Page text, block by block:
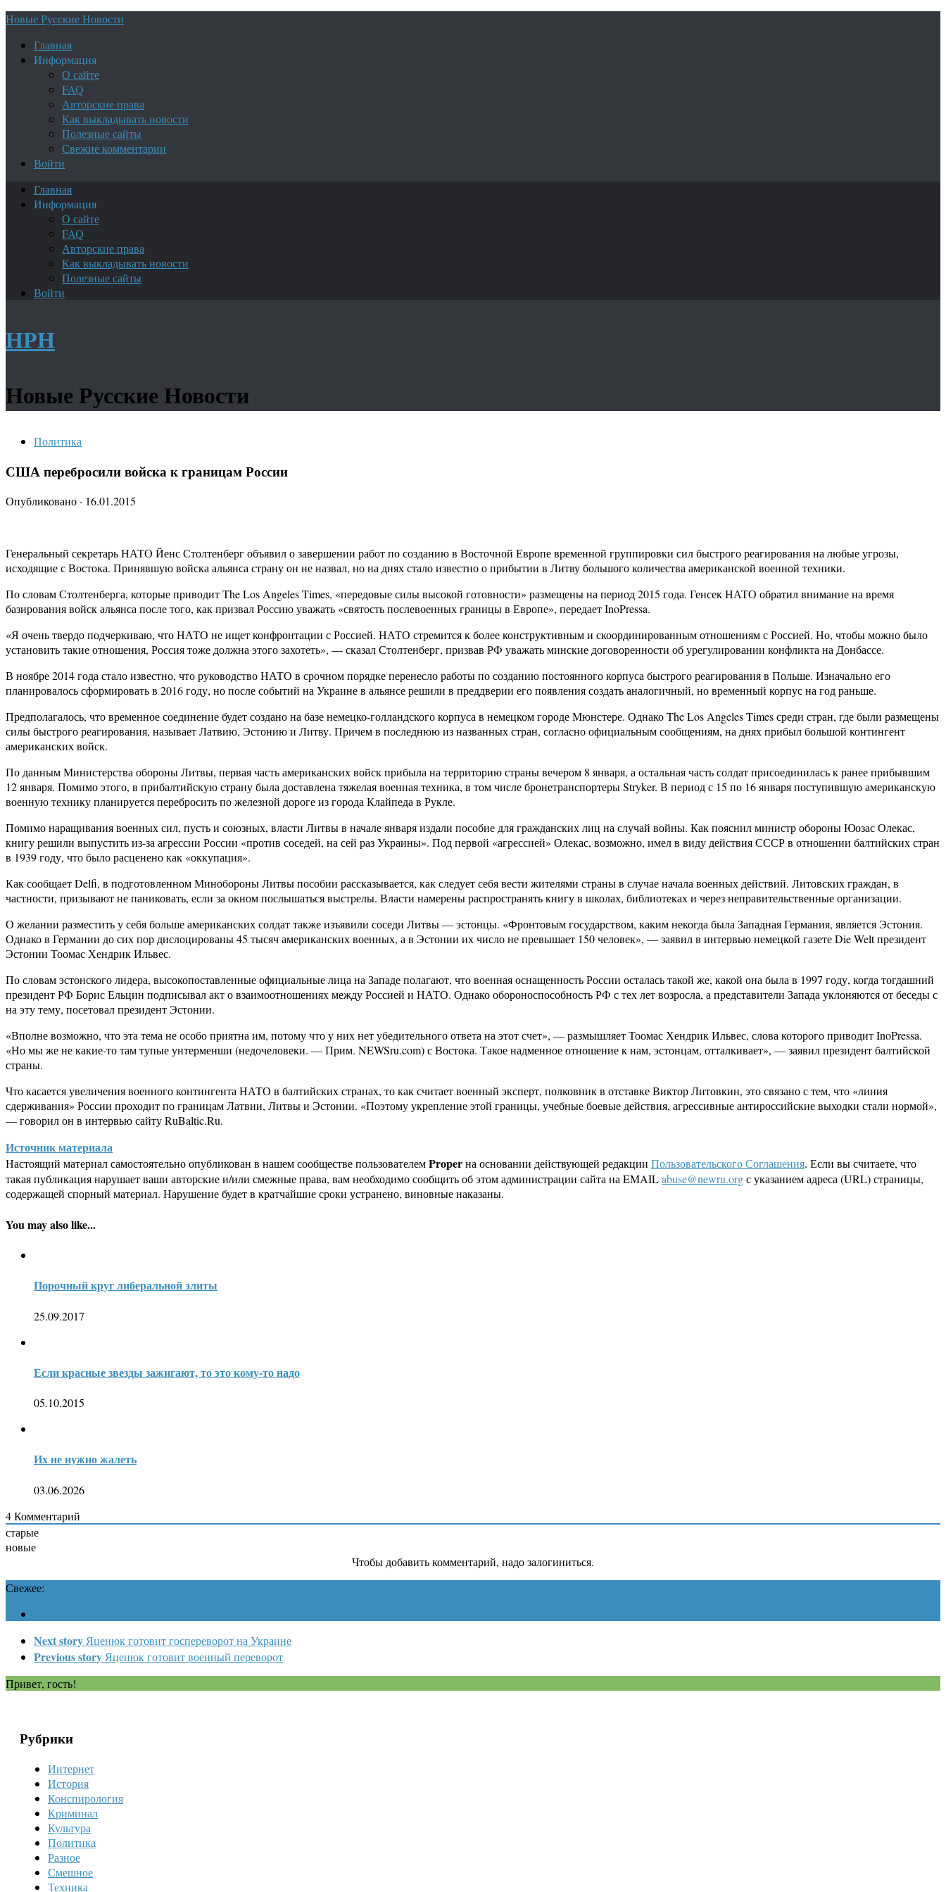
Новые Русские Новости
Главная
Информация
О сайте
FAQ
Авторские права
Как выкладывать новости
Полезные сайты
Свежие комментарии
Войти
Главная
Информация
О сайте
FAQ
Авторские права
Как выкладывать новости
Полезные сайты
Войти
НРН
Новые Русские Новости
Политика
США перебросили войска к границам России
Опубликовано · 16.01.2015
Генеральный секретарь НАТО Йенс Столтенберг объявил о завершении работ по созданию в Восточной Европе временной группировки сил быстрого реагирования на любые угрозы,
исходящие с Востока. Принявшую войска альянса страну он не назвал, но на днях стало известно о прибытии в Литву большого количества американской военной техники.
По словам Столтенберга, которые приводит The Los Angeles Times, «передовые силы высокой готовности» размещены на период 2015 года. Генсек НАТО обратил внимание на время
базирования войск альянса после того, как призвал Россию уважать «святость послевоенных границы в Европе», передает InoPressa.
«Я очень твердо подчеркиваю, что НАТО не ищет конфронтации с Россией. НАТО стремится к более конструктивным и скоординированным отношениям с Россией. Но, чтобы можно было
установить такие отношения, Россия тоже должна этого захотеть», — сказал Столтенберг, призвав РФ уважать минские договоренности об урегулировании конфликта на Донбассе.
В ноябре 2014 года стало известно, что руководство НАТО в срочном порядке перенесло работы по созданию постоянного корпуса быстрого реагирования в Польше. Изначально его
планировалось сформировать в 2016 году, но после событий на Украине в альянсе решили в преддверии его появления создать аналогичный, но временный корпус на год раньше.
Предполагалось, что временное соединение будет создано на базе немецко-голландского корпуса в немецком городе Мюнстере. Однако The Los Angeles Times среди стран, где были размещены
силы быстрого реагирования, называет Латвию, Эстонию и Литву. Причем в последнюю из названных стран, согласно официальным сообщениям, на днях прибыл большой контингент
американских войск.
По данным Министерства обороны Литвы, первая часть американских войск прибыла на территорию страны вечером 8 января, а остальная часть солдат присоединилась к ранее прибывшим
12 января. Помимо этого, в прибалтийскую страну была доставлена тяжелая военная техника, в том числе бронетранспортеры Stryker. В период с 15 по 16 января поступившую американскую
военную технику планируется перебросить по железной дороге из города Клайпеда в Рукле.
Помимо наращивания военных сил, пусть и союзных, власти Литвы в начале января издали пособие для гражданских лиц на случай войны. Как пояснил министр обороны Юозас Олекас,
книгу решили выпустить из-за агрессии России «против соседей, на сей раз Украины». Под первой «агрессией» Олекас, возможно, имел в виду действия СССР в отношении балтийских стран
в 1939 году, что было расценено как «оккупация».
Как сообщает Delfi, в подготовленном Минобороны Литвы пособии рассказывается, как следует себя вести жителями страны в случае начала военных действий. Литовских граждан, в
частности, призывают не паниковать, если за окном послышаться выстрелы. Власти намерены распространять книгу в школах, библиотеках и через неправительственные организации.
О желании разместить у себя больше американских солдат также изъявили соседи Литвы — эстонцы. «Фронтовым государством, каким некогда была Западная Германия, является Эстония.
Однако в Германии до сих пор дислоцированы 45 тысяч американских военных, а в Эстонии их число не превышает 150 человек», — заявил в интервью немецкой газете Die Welt президент
Эстонии Тоомас Хендрик Ильвес.
По словам эстонского лидера, высокопоставленные официальные лица на Западе полагают, что военная оснащенность России осталась такой же, какой она была в 1997 году, когда тогдашний
президент РФ Борис Ельцин подписывал акт о взаимоотношениях между Россией и НАТО. Однако обороноспособность РФ с тех лет возросла, а представители Запада уклоняются от беседы с
на эту тему, посетовал президент Эстонии.
«Вполне возможно, что эта тема не особо приятна им, потому что у них нет убедительного ответа на этот счет», — размышляет Тоомас Хендрик Ильвес, слова которого приводит InoPressa.
«Но мы же не какие-то там тупые унтерменши (недочеловеки. — Прим. NEWSru.com) с Востока. Такое надменное отношение к нам, эстонцам, отталкивает», — заявил президент балтийской
страны.
Что касается увеличения военного контингента НАТО в балтийских странах, то как считает военный эксперт, полковник в отставке Виктор Литовкин, это связано с тем, что «линия
сдерживания» России проходит по границам Латвии, Литвы и Эстонии. «Поэтому укрепление этой границы, учебные боевые действия, агрессивные антироссийские выходки стали нормой»,
— говорил он в интервью сайту RuBaltic.Ru.
Источник материала
Настоящий материал самостоятельно опубликован в нашем сообществе пользователемProperна основании действующей редакции Пользовательского Соглашения. Если вы считаете, что
такая публикация нарушает ваши авторские и/или смежные права, вам необходимо сообщить об этом администрации сайта на EMAILabuse@newru.orgс указанием адреса (URL) страницы,
содержащей спорный материал. Нарушение будет в кратчайшие сроки устранено, виновные наказаны.
You may also like...
Порочный круг либеральной элиты
25.09.2017
Если красные звезды зажигают, то это кому-то надо
05.10.2015
Их не нужно жалеть
03.06.2026
4Комментарий
старые
новые
Чтобы добавить комментарий, надо залогиниться.
Свежее:
Next story Яценюк готовит госпереворот на Украине
Previous story Яценюк готовит военный переворот
Привет, гость!
Рубрики
Интернет
История
Конспирология
Криминал
Культура
Политика
Разное
Смешное
Техника